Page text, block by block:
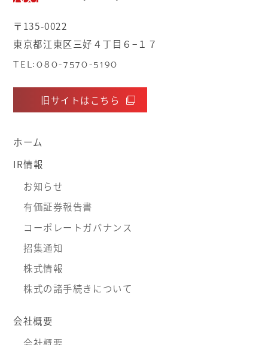
〒135-0022
東京都江東区三好４丁目６−１７
TEL:080-7570-5190
旧サイトはこちら
ホーム
IR情報
お知らせ
有価証券報告書
コーポレートガバナンス
招集通知
株式情報
株式の諸手続きについて
会社概要